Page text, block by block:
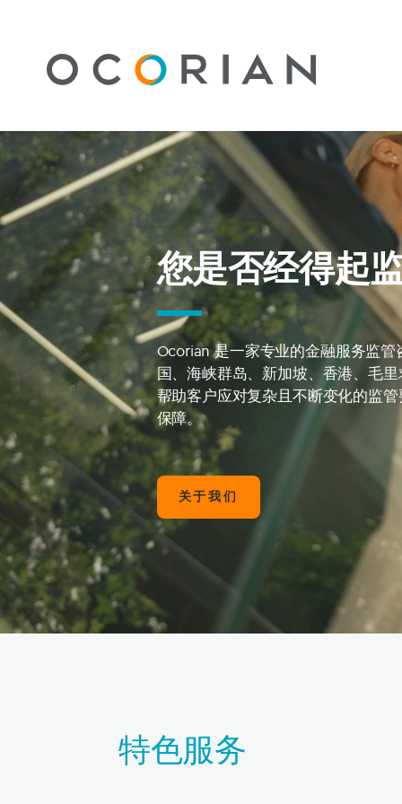
您是否经得起
Ocorian 是一家专业的金融服务监
国、海峡群岛、新加坡、香港、毛
帮助客户应对复杂且不断变化的监
保障。
关于我们
特色服务